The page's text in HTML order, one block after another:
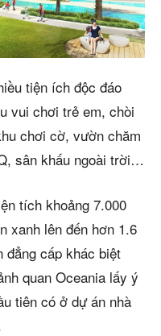
tiện ích độc đáo
vui chơi trẻ em, chòi
chơi cờ, vườn chăm
sân khấu ngoài trời…
tích khoảng 7.000
xanh lên đến hơn 1.6
đẳng cấp khác biệt
quan Oceania lấy ý
tiên có ở dự án nhà